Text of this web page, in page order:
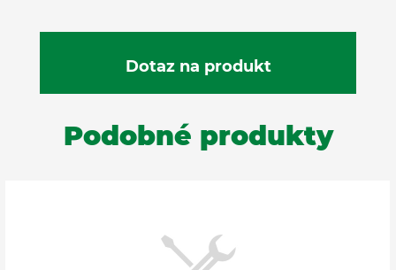
Podobné produkty